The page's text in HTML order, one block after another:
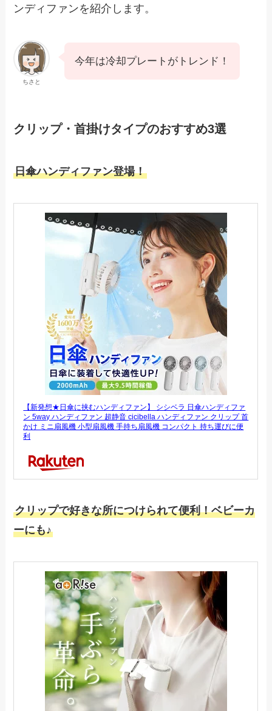
ンディファンを紹介します。
ちさと
今年は冷却プレートがトレンド！
クリップ・首掛けタイプのおすすめ3選
日傘ハンディファン登場！
【新発想★日傘に挟むハンディファン】 シシベラ 日傘ハンディファ
ン 5way ハンディファン 超静音 cicibella ハンディファン クリップ 首
かけ ミニ扇風機 小型扇風機 手持ち扇風機 コンパクト 持ち運びに便
利
クリップで好きな所につけられて便利！ベビーカ
ーにも♪